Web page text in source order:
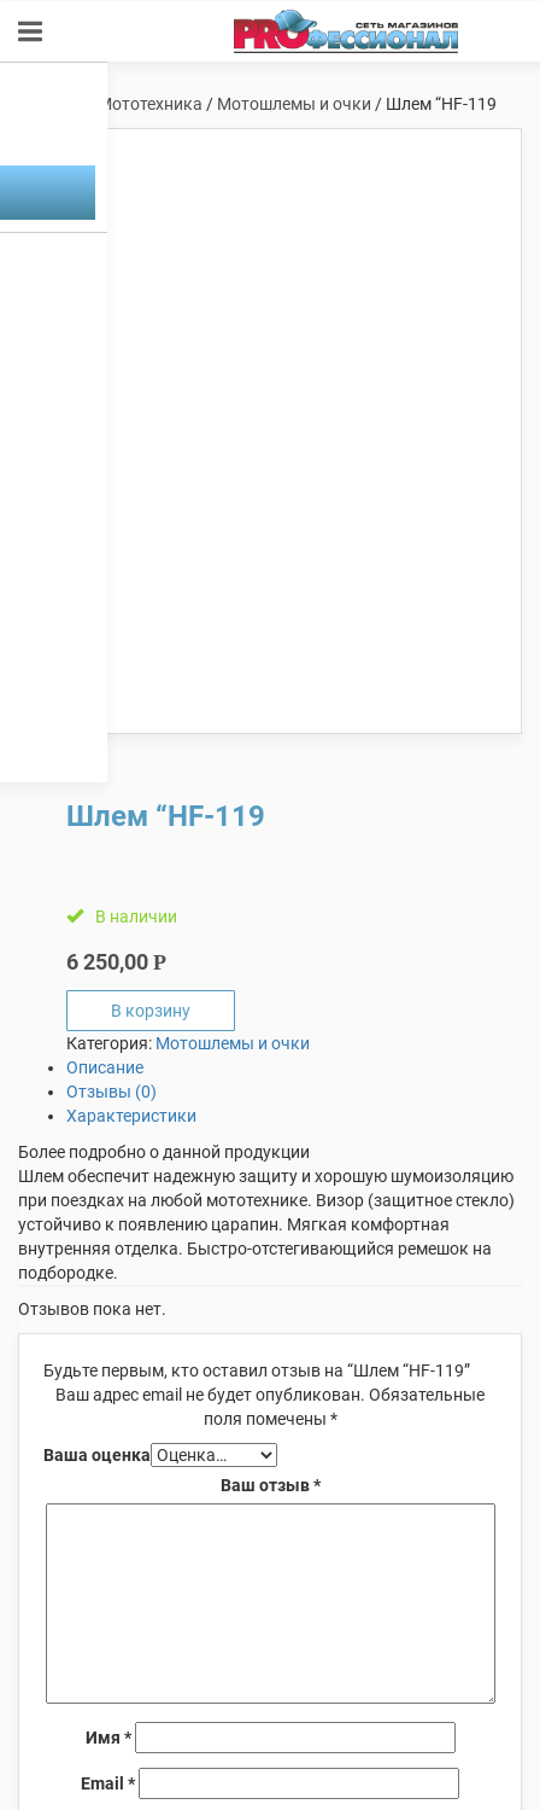
Мототехника / Мотошлемы и очки / Шлем “HF-119
Шлем “HF-119
В наличии
6 250,00 Р
В корзину
Категория: Мотошлемы и очки
Описание
Отзывы (0)
Характеристики
Более подробно о данной продукции
Шлем обеспечит надежную защиту и хорошую шумоизоляцию
при поездках на любой мототехнике. Визор (защитное стекло)
устойчиво к появлению царапин. Мягкая комфортная
внутренняя отделка. Быстро-отстегивающийся ремешок на
подбородке.
Отзывов пока нет.
Будьте первым, кто оставил отзыв на “Шлем “HF-119”
Ваш адрес email не будет опубликован. Обязательные
поля помечены *
Ваша оценка
Ваш отзыв*
Имя *
Email *